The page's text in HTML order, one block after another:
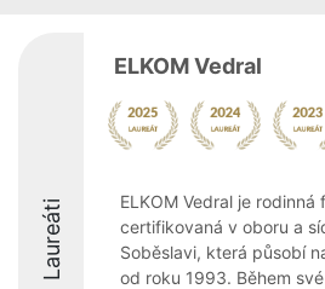
Laureáti
ELKOM Vedral
ELKOM Vedral je rodinná
certifikovaná v oboru a
Soběslavi, která působí
od roku 1993. Během